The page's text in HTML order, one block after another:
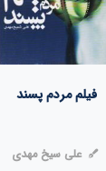
فیلم مردم پسند
علی سیخ مهدی